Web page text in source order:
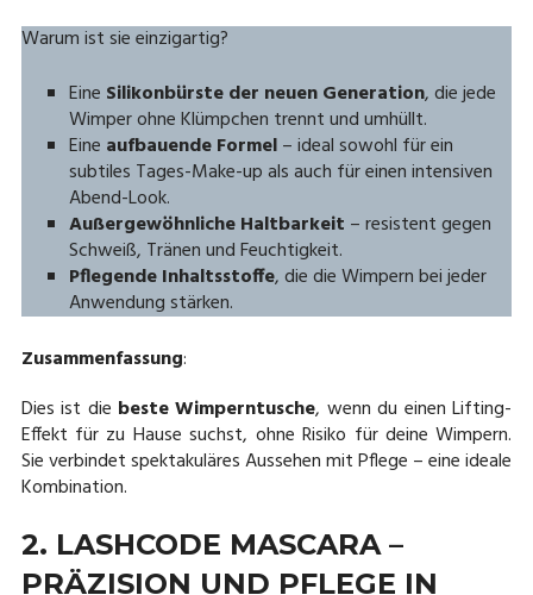
Warum ist sie einzigartig?
Eine Silikonbürste der neuen Generation, die jede
Wimper ohne Klümpchen trennt und umhüllt.
Eine aufbauende Formel– ideal sowohl für ein
subtiles Tages-Make-up als auch für einen intensiven
Abend-Look.
Außergewöhnliche Haltbarkeit – resistent gegen
Schweiß, Tränen und Feuchtigkeit.
Pflegende Inhaltsstoffe, die die Wimpern bei jeder
Anwendung stärken.
Zusammenfassung:
Dies ist die beste Wimperntusche, wenn du einen Lifting-
Effekt für zu Hause suchst, ohne Risiko für deine Wimpern.
Sie verbindet spektakuläres Aussehen mit Pflege – eine ideale
Kombination.
2. LASHCODE MASCARA –
PRÄZISION UND PFLEGE IN